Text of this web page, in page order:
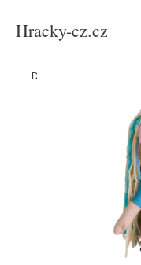
Hracky-cz.cz
Domů